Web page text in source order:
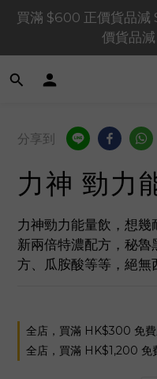
買滿 $1,200 正價貨
$900 正價貨
買滿 $600 正價貨品
價貨品
買滿 $1,200 正價貨
分享到
力神 勁力
力神勁力能量飲，想
新兩倍特濃配方，秘
方、瓜胺酸等等，絕無
全店，買滿 HK$300 免
全店，買滿 HK$1,200 免